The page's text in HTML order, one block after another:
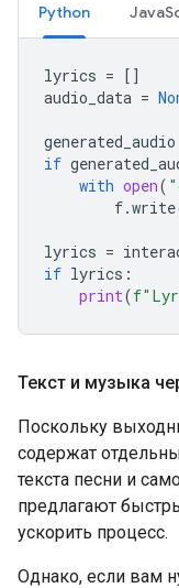
Python
lyrics = []
audio_data =
generated_audio
if
with open(
f.write
lyrics =
if lyrics :
print(f
Текст и музыка
Поскольку
содержат
текста песни и
предлагают
ускорить процесс.
Однако, если вам